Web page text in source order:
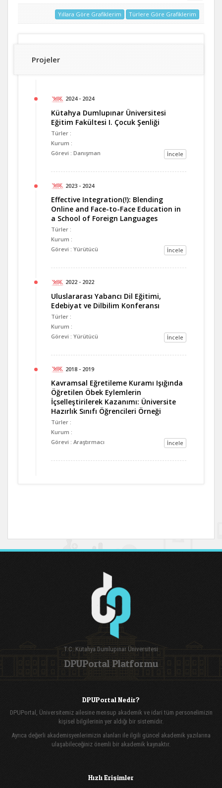
Yıllara Göre Grafiklerim Türlere Göre Grafiklerim
Projeler
2024 - 2024
Kütahya Dumlupınar Üniversitesi
Eğitim Fakültesi I. Çocuk Şenliği
Türler :
Kurum :
Görevi : Danışman
İncele
2023 - 2024
Effective Integration(!): Blending
Online and Face-to-Face Education in
a School of Foreign Languages
Türler :
Kurum :
Görevi : Yürütücü
İncele
2022 - 2022
Uluslararası Yabancı Dil Eğitimi,
Edebiyat ve Dilbilim Konferansı
Türler :
Kurum :
Görevi : Yürütücü
İncele
2018 - 2019
Kavramsal Eğretileme Kuramı Işığında
Öğretilen Öbek Eylemlerin
İçselleştirilerek Kazanımı: Üniversite
Hazırlık Sınıfı Öğrencileri Örneği
Türler :
Kurum :
Görevi : Araştırmacı
İncele
T.C. Kütahya Dumlupınar Üniversitesi
DPUPortal Platformu
DPUPortal Nedir?
DPUPortal, Üniversitemiz ailesine mensup akademik ve idari tüm personelimizin
kişisel bilgilerinin yer aldığı bir sistemidir.
Ayrıca değerli akademisyenlerimizin alanları ile ilgili güncel akademik yazılarına
ulaşabileceğiniz önemli bir akademik kaynaktır.
Hızlı Erişimler